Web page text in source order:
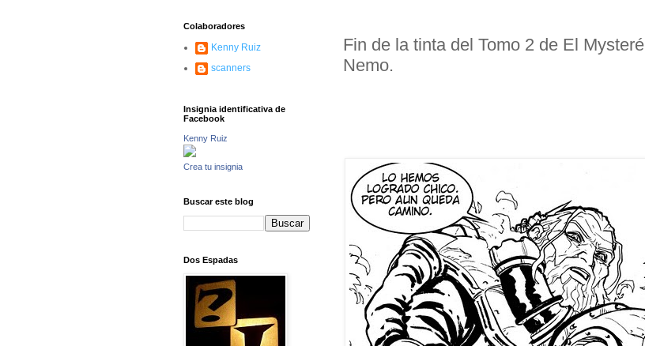
Fin de la tinta del Tomo 2 de El Mysteré
Nemo.
Colaboradores
Kenny Ruiz
scanners
Insignia identificativa de
Facebook
Kenny Ruiz
Crea tu insignia
Buscar este blog
Dos Espadas